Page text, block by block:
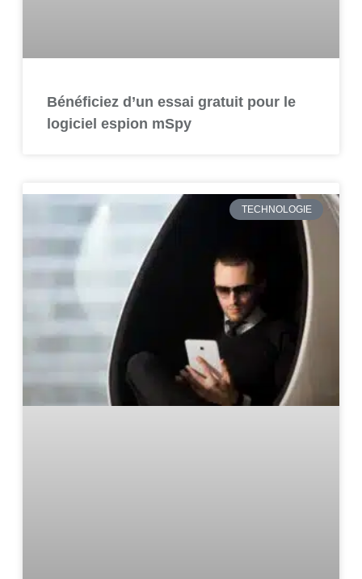
Bénéficiez d’un essai gratuit pour le
logiciel espion mSpy
TECHNOLOGIE